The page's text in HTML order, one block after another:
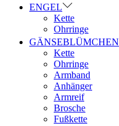
ENGEL
Kette
Ohrringe
GÄNSEBLÜMCHEN
Kette
Ohrringe
Armband
Anhänger
Armreif
Brosche
Fußkette